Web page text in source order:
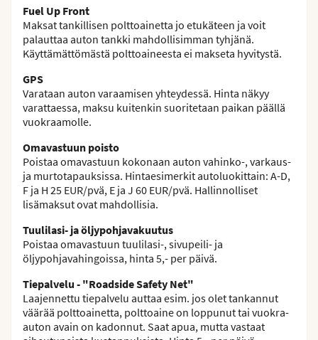
Fuel Up Front
Maksat tankillisen polttoainetta jo etukäteen ja voit
palauttaa auton tankki mahdollisimman tyhjänä.
Käyttämättömästä polttoaineesta ei makseta hyvitystä.
GPS
Varataan auton varaamisen yhteydessä. Hinta näkyy
varattaessa, maksu kuitenkin suoritetaan paikan päällä
vuokraamolle.
Omavastuun poisto
Poistaa omavastuun kokonaan auton vahinko-, varkaus-
ja murtotapauksissa. Hintaesimerkit autoluokittain: A-D,
F ja H 25 EUR/pvä, E ja J 60 EUR/pvä. Hallinnolliset
lisämaksut ovat mahdollisia.
Tuulilasi- ja öljypohjavakuutus
Poistaa omavastuun tuulilasi-, sivupeili- ja
öljypohjavahingoissa, hinta 5,- per päivä.
Tiepalvelu - "Roadside Safety Net"
Laajennettu tiepalvelu auttaa esim. jos olet tankannut
väärää polttoainetta, polttoaine on loppunut tai vuokra-
auton avain on kadonnut. Saat apua, mutta vastaat